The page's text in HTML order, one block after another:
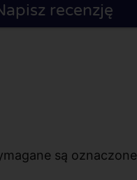
recenzję
są oznaczone